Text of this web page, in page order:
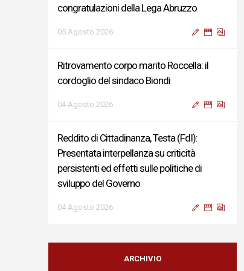
congratulazioni della Lega Abruzzo
05 Agosto 2026
Ritrovamento corpo marito Roccella: il
cordoglio del sindaco Biondi
04 Agosto 2026
Reddito di Cittadinanza, Testa (FdI):
Presentata interpellanza su criticità
persistenti ed effetti sulle politiche di
sviluppo del Governo
04 Agosto 2026
Sigismondi, Liris e Testa: “Profondo
cordoglio e vicinanza al Ministro Roccella e
ARCHIVIO